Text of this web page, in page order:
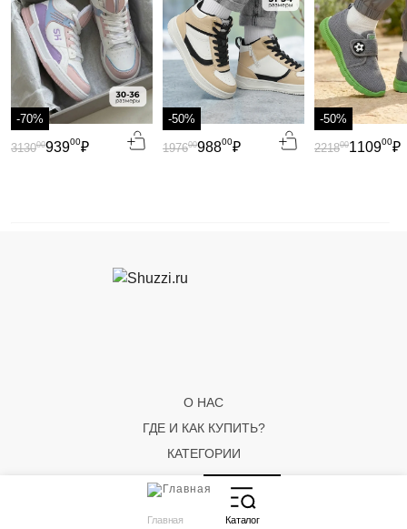
-70%
93900₽
313000
-50%
98800₽
197600
-50%
110900₽
221800
О НАС
ГДЕ И КАК КУПИТЬ?
КАТЕГОРИИ
Главная Каталог